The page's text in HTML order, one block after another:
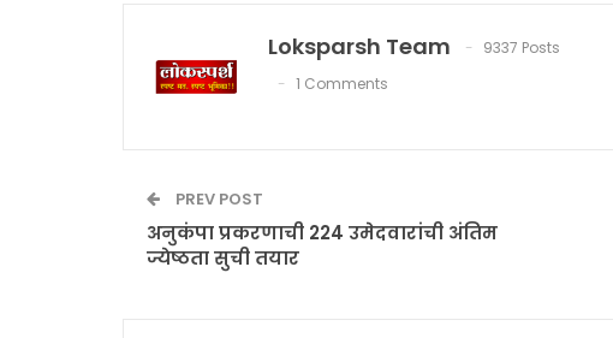
Loksparsh Team
9337 Posts
1 Comments
PREV POST
अनुकंपा प्रकरणाची 224 उमेदवारांची अंतिम
ज्येष्ठता सुची तयार